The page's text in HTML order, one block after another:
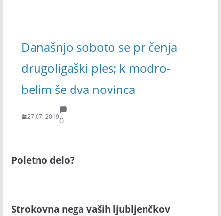
Današnjo soboto se pričenja
drugoligaški ples; k modro-
belim še dva novinca
27.07. 20190
Poletno delo?
Strokovna nega vaših ljubljenčkov